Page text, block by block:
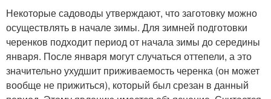
Некоторые садоводы утверждают, что заготовку можно
осуществлять в начале зимы. Для зимней подготовки
черенков подходит период от начала зимы до середины
января. После января могут случаться оттепели, а это
значительно ухудшит приживаемость черенка (он может
вообще не прижиться), который был срезан в данный